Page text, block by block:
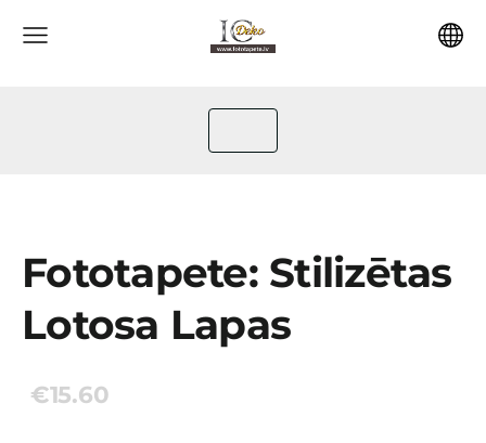
Fototapete: Stilizētas
Lotosa Lapas
€15.60